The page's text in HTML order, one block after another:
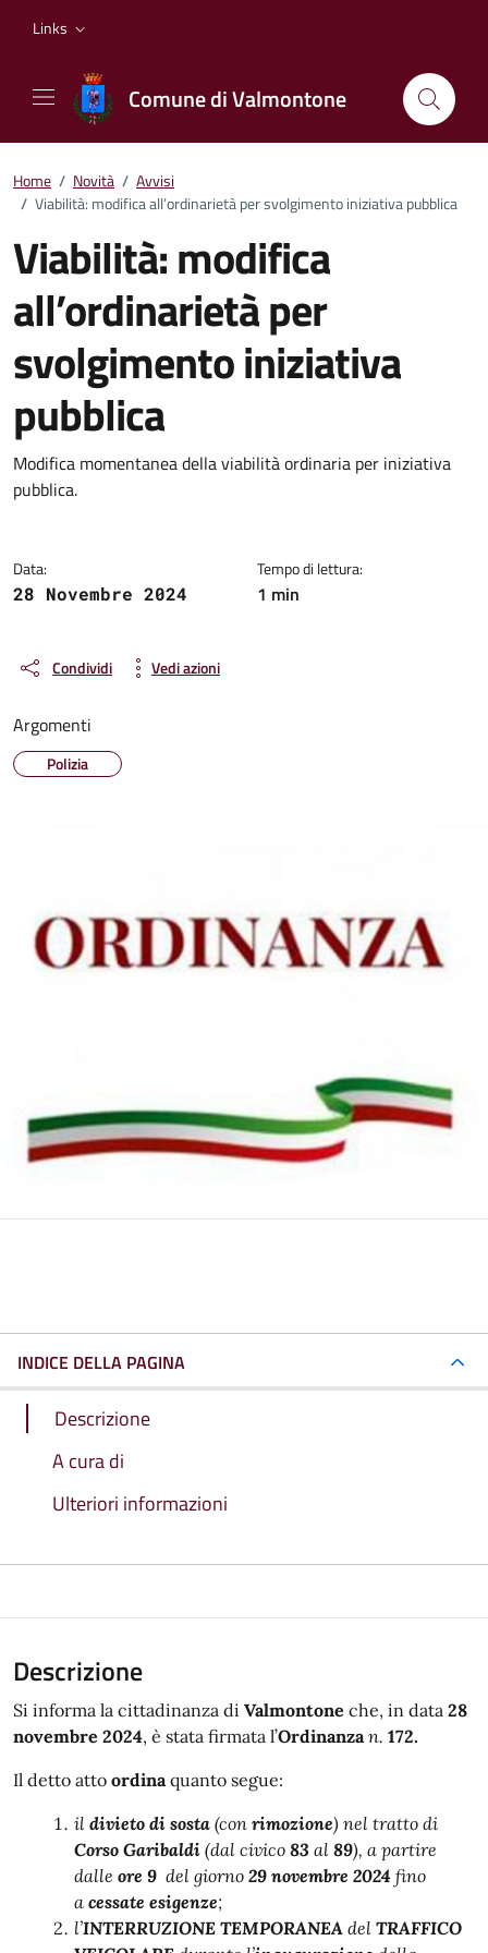
Links
Comune di Valmontone
Home / Novità / Avvisi
/ Viabilità: modifica all’ordinarietà per svolgimento iniziativa pubblica
Viabilità: modifica
all’ordinarietà per
svolgimento iniziativa
pubblica
Dettagli della notizia
Modifica momentanea della viabilità ordinaria per iniziativa
pubblica.
Data:
28 Novembre 2024
Tempo di lettura:
1 min
Condividi Vedi azioni
Argomenti
Polizia
INDICE DELLA PAGINA
Descrizione
A cura di
Ulteriori informazioni
Descrizione
Si informa la cittadinanza di Valmontone che, in data 28
novembre 2024, è stata firmata l’Ordinanza n. 172.
Il detto atto ordina quanto segue:
il divieto di sosta (con rimozione) nel tratto di
Corso Garibaldi (dal civico 83 al 89), a partire
dalle ore 9 del giorno 29 novembre 2024 fino
a cessate esigenze;
l’INTERRUZIONE TEMPORANEA del TRAFFICO